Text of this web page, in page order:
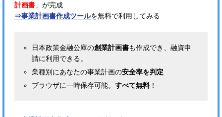
計画書 」が完成
⇒事業計画書作成ツールを無料で利用してみる
日本政策金融公庫の創業計画書も作成でき、融資申
請に利用できる。
業種別にあなたの事業計画の安全率を判定
ブラウザに一時保存可能。 すべて無料！